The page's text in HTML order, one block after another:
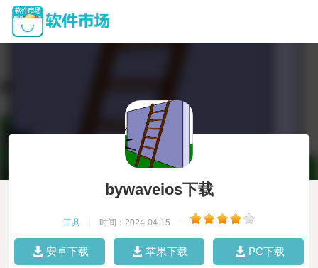
bywaveios下载
工具 时间：2024-04-15
安卓下载 苹果下载 PC下载